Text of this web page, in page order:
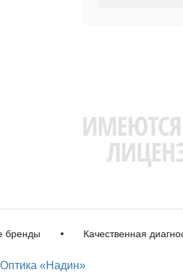
• Качественная диагностика
Оптика «Надин»